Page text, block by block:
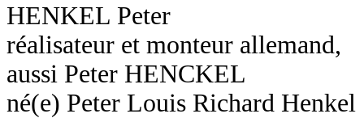
HENKEL Peter
réalisateur et monteur allemand,
aussi Peter HENCKEL
né(e) Peter Louis Richard Henkel